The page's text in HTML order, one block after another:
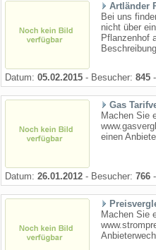
Artländer
Bei uns
nicht über
Pflanzenhof
Datum: 05.02.2015 - Besucher: 845
Gas
Machen Sie
einen
Datum: 26.01.2012 - Besucher: 766
Machen Sie